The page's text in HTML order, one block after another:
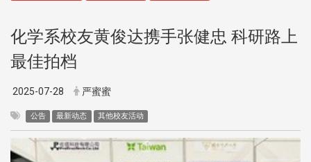
化学系校友黄俊达携手张健忠 科研路上
最佳拍档
2025-07-28 严蜜蜜
公告 最新动态 其他校友活动